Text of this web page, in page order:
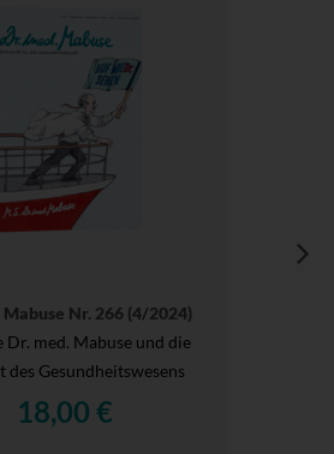
Mabuse Nr. 266 (4/2024)
Dr. med. Mabuse und die
des Gesundheitswesens
18,00 €